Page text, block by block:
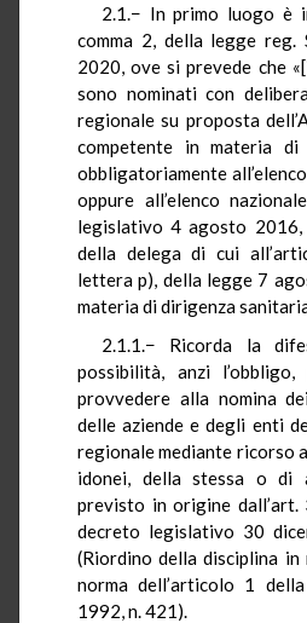
2.1.− In primo luogo è
comma 2, della legge reg.
2020, ove si prevede che
sono nominati con
regionale su proposta
competente in materia di
obbligatoriamente
oppure all’elenco
legislativo 4 agosto 2016,
della delega di cui
lettera p), della legge 7
materia di dirigenza
2.1.1.− Ricorda la
possibilità, anzi
provvedere alla nomina
delle aziende e degli enti
regionale mediante ricorso
idonei, della stessa o di
previsto in origine dall’art.
decreto legislativo 30
(Riordino della disciplina
norma dell’articolo 1
1992, n. 421).